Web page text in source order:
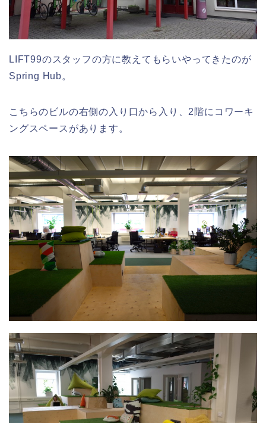
LIFT99のスタッフの方に教えてもらいやってきたのが
Spring Hub。
こちらのビルの右側の入り口から入り、2階にコワーキ
ングスペースがあります。